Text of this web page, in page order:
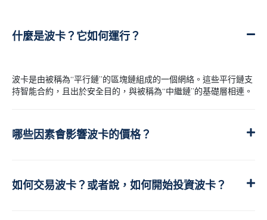
什麼是波卡？它如何運行？
波卡是由被稱為“平行鏈”的區塊鏈組成的一個網絡。這些平行鏈支
持智能合約，且出於安全目的，與被稱為“中繼鏈”的基礎層相連。
哪些因素會影響波卡的價格？
如何交易波卡？或者說，如何開始投資波卡？